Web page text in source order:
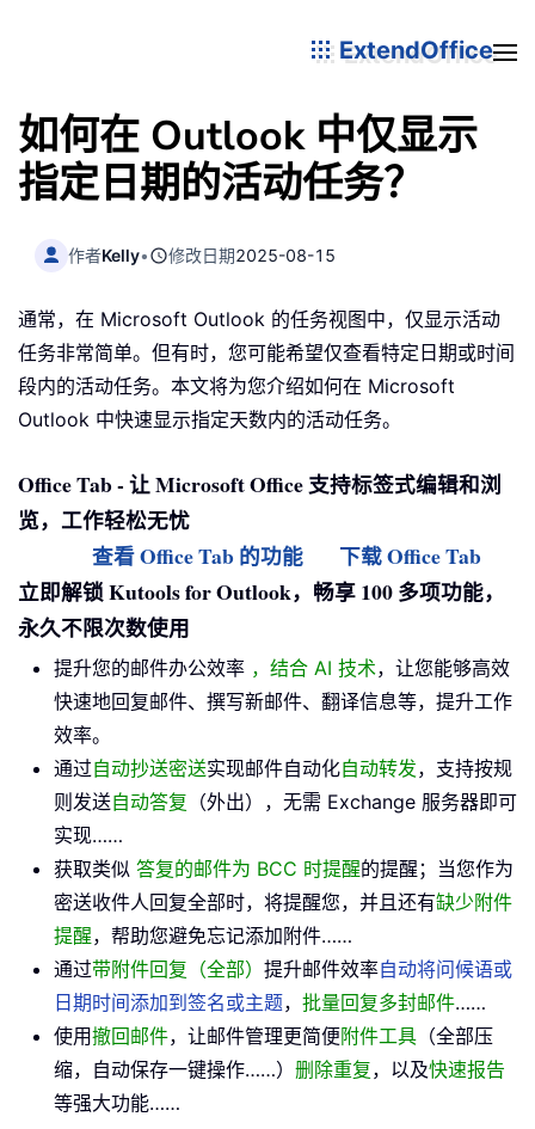
ExtendOffice
如何在 Outlook 中仅显示
指定日期的活动任务？
作者Kelly• 修改日期2025-08-15
通常，在 Microsoft Outlook 的任务视图中，仅显示活动
任务非常简单。但有时，您可能希望仅查看特定日期或时间
段内的活动任务。本文将为您介绍如何在 Microsoft
Outlook 中快速显示指定天数内的活动任务。
Office Tab - 让 Microsoft Office 支持标签式编辑和浏
览，工作轻松无忧
查看 Office Tab 的功能
下载 Office Tab
立即解锁 Kutools for Outlook，畅享 100 多项功能，
永久不限次数使用
提升您的邮件办公效率 ，结合 AI 技术，让您能够高效
快速地回复邮件、撰写新邮件、翻译信息等，提升工作
效率。
通过自动抄送密送实现邮件自动化自动转发，支持按规
则发送自动答复 （外出），无需 Exchange 服务器即可
实现……
获取类似 答复的邮件为 BCC 时提醒的提醒；当您作为
密送收件人回复全部时，将提醒您，并且还有缺少附件
提醒，帮助您避免忘记添加附件……
通过带附件回复（全部） 提升邮件效率自动将问候语或
日期时间添加到签名或主题， 批量回复多封邮件……
使用撤回邮件，让邮件管理更简便附件工具 （全部压
缩，自动保存一键操作……） 删除重复，以及快速报告
等强大功能……